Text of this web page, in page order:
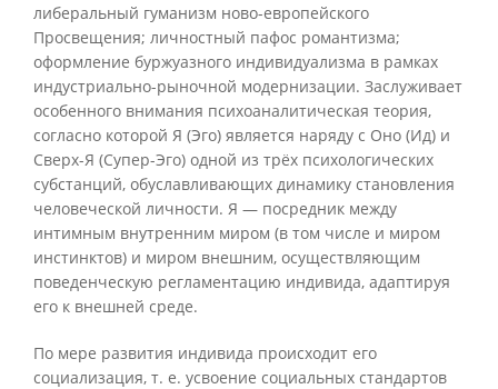
либеральный гуманизм ново-европейского
Просвещения; личностный пафос романтизма;
оформление буржуазного индивидуализма в рамках
индустриально-рыночной модернизации. Заслуживает
особенного внимания психоаналитическая теория,
согласно которой Я (Эго) является наряду с Оно (Ид) и
Сверх-Я (Супер-Эго) одной из трёх психологических
субстанций, обуславливающих динамику становления
человеческой личности. Я — посредник между
интимным внутренним миром (в том числе и миром
инстинктов) и миром внешним, осуществляющим
поведенческую регламентацию индивида, адаптируя
его к внешней среде.
По мере развития индивида происходит его
социализация, т. е. усвоение социальных стандартов